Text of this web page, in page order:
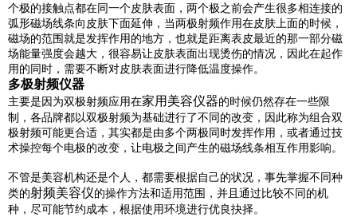
个极的接触点都在同一个皮肤表面，两个极之前会产生很多相连接的
弧形磁场线条向皮肤下面延伸，当两极射频作用在皮肤上面的时候，
磁场的范围就是发挥作用的地方，也就是距离表皮最近的那一部分磁
场能量强度会越大，很容易让皮肤表面出现烫伤的情况，因此在起作
用的同时，需要不断对皮肤表面进行降低温度操作。
多极射频仪器
主要是因为双极射频应用在家用美容仪器的时候仍然存在一些限
制，各品牌都以双极射频为基础进行了不同的改变，因此称为组合双
极射频可能更合适，其实都是由多个两极同时发挥作用，或者通过技
术操控每个电极的改变，让电极之间产生的磁场线条相互作用影响。
不管是美容机构还是个人，都需要根据自己的状况，事先掌握不同种
类的射频美容仪的操作方法和适用范围，并且通过比较不同的机
种，尽可能节约成本，根据使用环境进行优良抉择。